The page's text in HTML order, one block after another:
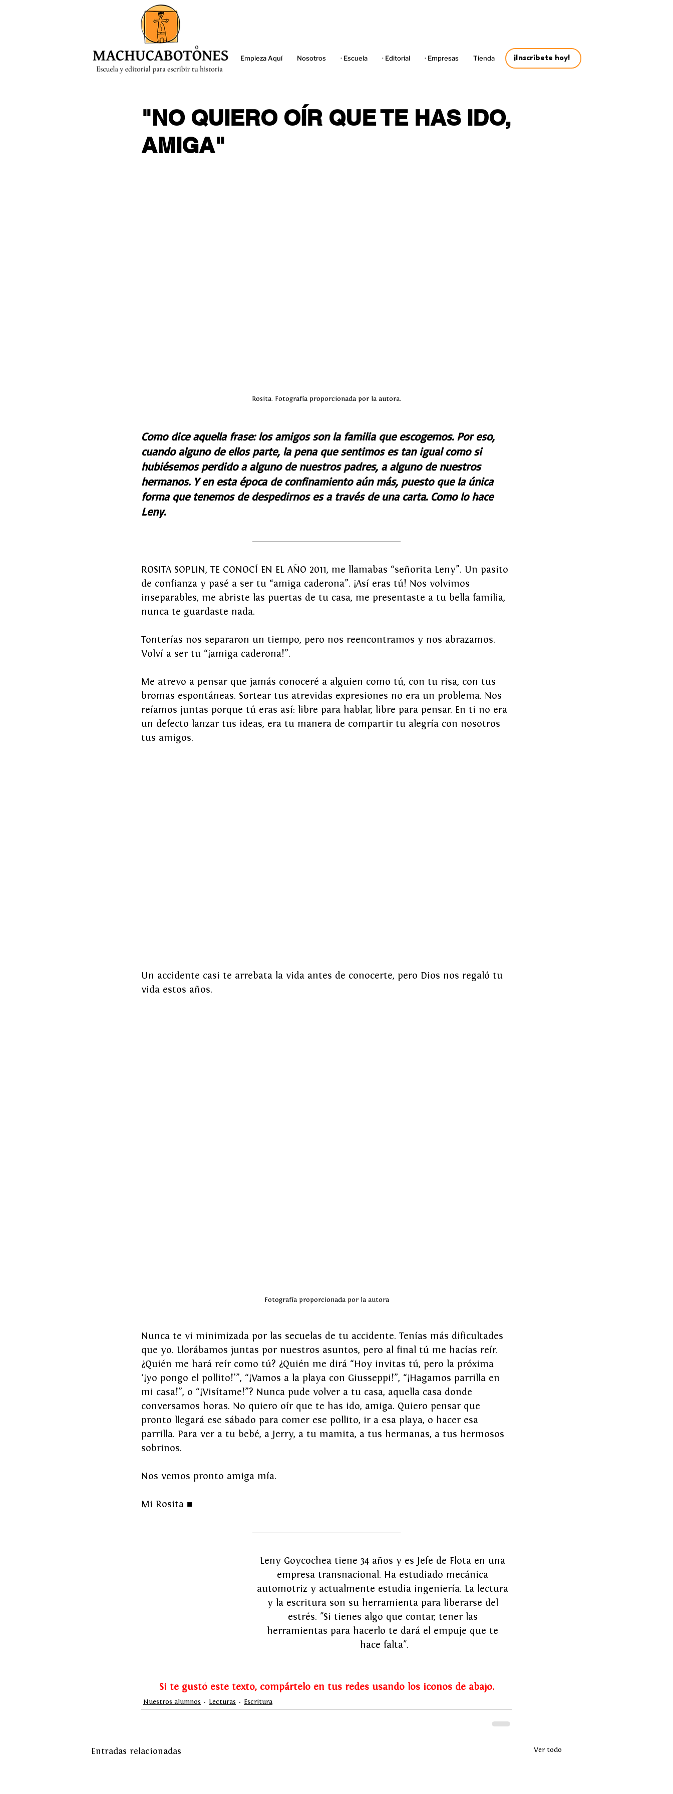
MENÚ
Empieza Aquí Nosotros · Escuela · Editorial · Empresas Tienda ¡Inscríbete hoy!
"NO QUIERO OÍR QUE TE HAS IDO,
AMIGA"
Rosita. Fotografía proporcionada por la autora.
Como dice aquella frase: los amigos son la familia que escogemos. Por eso,
cuando alguno de ellos parte, la pena que sentimos es tan igual como si
hubiésemos perdido a alguno de nuestros padres, a alguno de nuestros
hermanos. Y en esta época de confinamiento aún más, puesto que la única
forma que tenemos de despedirnos es a través de una carta. Como lo hace
Leny.
ROSITA SOPLIN, TE CONOCÍ EN EL AÑO 2011, me llamabas “señorita Leny”. Un pasito
de confianza y pasé a ser tu “amiga caderona”. ¡Así eras tú! Nos volvimos
inseparables, me abriste las puertas de tu casa, me presentaste a tu bella familia,
nunca te guardaste nada.
Tonterías nos separaron un tiempo, pero nos reencontramos y nos abrazamos.
Volví a ser tu “¡amiga caderona!”.
Me atrevo a pensar que jamás conoceré a alguien como tú, con tu risa, con tus
bromas espontáneas. Sortear tus atrevidas expresiones no era un problema. Nos
reíamos juntas porque tú eras así: libre para hablar, libre para pensar. En ti no era
un defecto lanzar tus ideas, era tu manera de compartir tu alegría con nosotros
tus amigos.
Un accidente casi te arrebata la vida antes de conocerte, pero Dios nos regaló tu
vida estos años.
Fotografía proporcionada por la autora
Nunca te vi minimizada por las secuelas de tu accidente. Tenías más dificultades
que yo. Llorábamos juntas por nuestros asuntos, pero al final tú me hacías reír.
¿Quién me hará reír como tú? ¿Quién me dirá “Hoy invitas tú, pero la próxima
‘¡yo pongo el pollito!’”, “¡Vamos a la playa con Giusseppi!”, “¡Hagamos parrilla en
mi casa!”, o “¡Visítame!”? Nunca pude volver a tu casa, aquella casa donde
conversamos horas. No quiero oír que te has ido, amiga. Quiero pensar que
pronto llegará ese sábado para comer ese pollito, ir a esa playa, o hacer esa
parrilla. Para ver a tu bebé, a Jerry, a tu mamita, a tus hermanas, a tus hermosos
sobrinos.
Nos vemos pronto amiga mía.
Mi Rosita ■
Leny Goycochea tiene 34 años y es Jefe de Flota en una
empresa transnacional. Ha estudiado mecánica
automotriz y actualmente estudia ingeniería. La lectura
y la escritura son su herramienta para liberarse del
estrés. "Si tienes algo que contar, tener las
herramientas para hacerlo te dará el empuje que te
hace falta".
Si te gustó este texto, compártelo en tus redes usando los iconos de abajo.
Nuestros alumnos Lecturas Escritura
Entradas relacionadas Ver todo